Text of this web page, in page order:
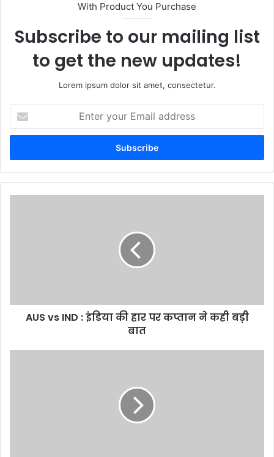
With Product You Purchase
Subscribe to our mailing list
to get the new updates!
Lorem ipsum dolor sit amet, consectetur.
your
Email
AUS vs IND : इंडिया की हार पर कप्तान ने कही बड़ी
बात